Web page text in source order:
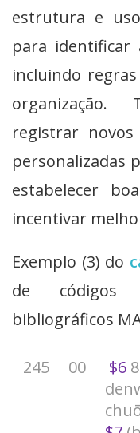
estrutura e
para identificar
incluindo
organização.
registrar
personalizadas
estabelecer
incentivar
Exemplo (3) do
de códigos
bibliográficos
245 00 $6